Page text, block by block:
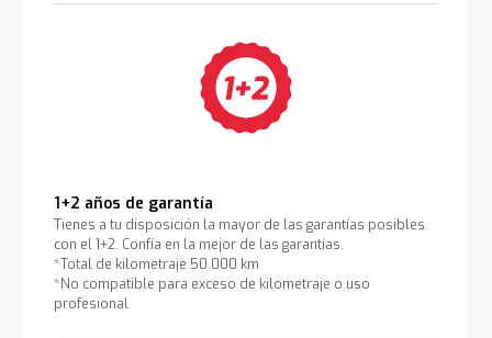
1+2 años de garantía
Tienes a tu disposición la mayor de las garantías posibles
con el 1+2. Confía en la mejor de las garantías.
*Total de kilometraje 50.000 km
*No compatible para exceso de kilometraje o uso
profesional